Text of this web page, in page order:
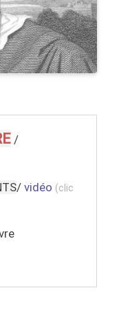
/
/ vidéo (clic